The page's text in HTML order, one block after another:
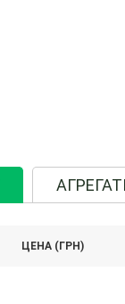
ЦЕНА (ГРН)